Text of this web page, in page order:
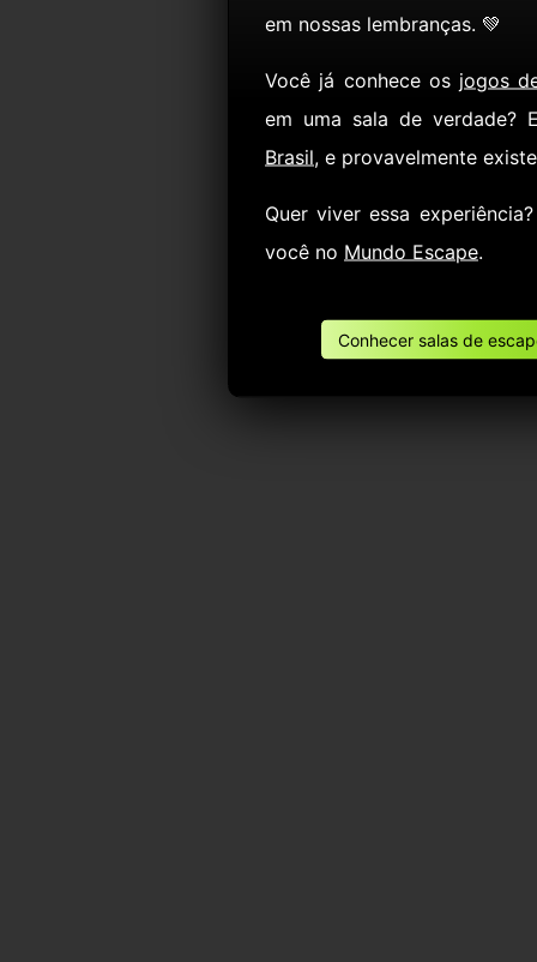
em nossas lembranças. 💚
Você já conhece os jogos
em uma sala de verdade?
Brasil, e provavelmente
Quer viver essa
você no Mundo Escape.
Conhecer salas de